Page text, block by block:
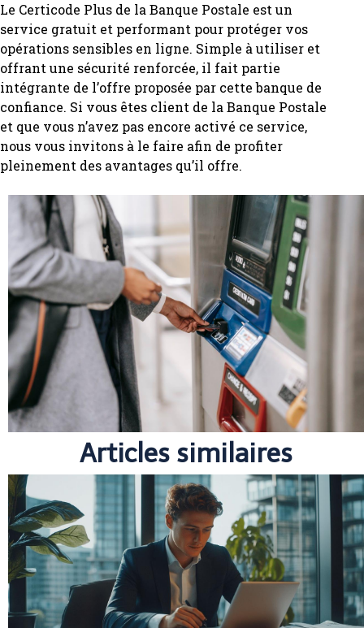
Le Certicode Plus de la Banque Postale est un
service gratuit et performant pour protéger vos
opérations sensibles en ligne. Simple à utiliser et
offrant une sécurité renforcée, il fait partie
intégrante de l’offre proposée par cette banque de
confiance. Si vous êtes client de la Banque Postale
et que vous n’avez pas encore activé ce service,
nous vous invitons à le faire afin de profiter
pleinement des avantages qu’il offre.
Articles similaires